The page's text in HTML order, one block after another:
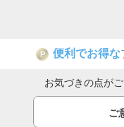
P 便利でお得な
お気づきの点が
ご